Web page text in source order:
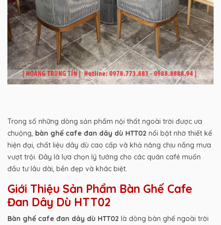
Trong số những dòng sản phẩm nội thất ngoài trời được ưa
chuộng, bàn ghế cafe đan dây dù HTT02 nổi bật nhờ thiết kế
hiện đại, chất liệu dây dù cao cấp và khả năng chịu nắng mưa
vượt trội. Đây là lựa chọn lý tưởng cho các quán café muốn
đầu tư lâu dài, bền đẹp và khác biệt.
Giới Thiệu Sản Phẩm Bàn Ghế Cafe
Đan Dây Dù HTT02
Bàn ghế cafe đan dây dù HTT02 là dòng bàn ghế ngoài trời